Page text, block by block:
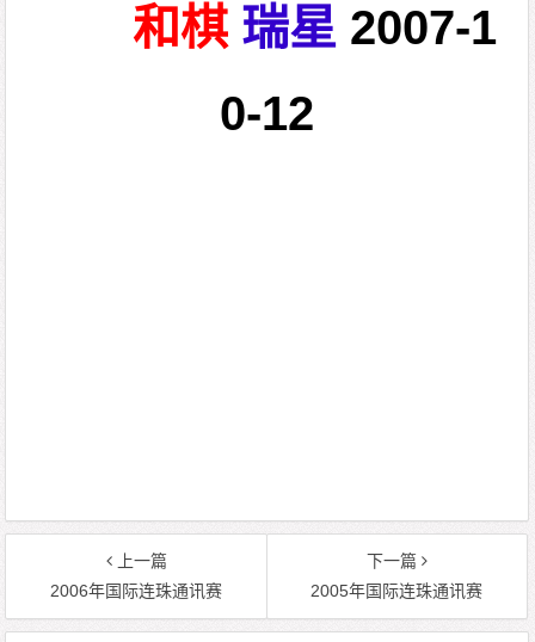
和棋 瑞星 2007-1
0-12
上一篇
2006年国际连珠通讯赛
下一篇
2005年国际连珠通讯赛